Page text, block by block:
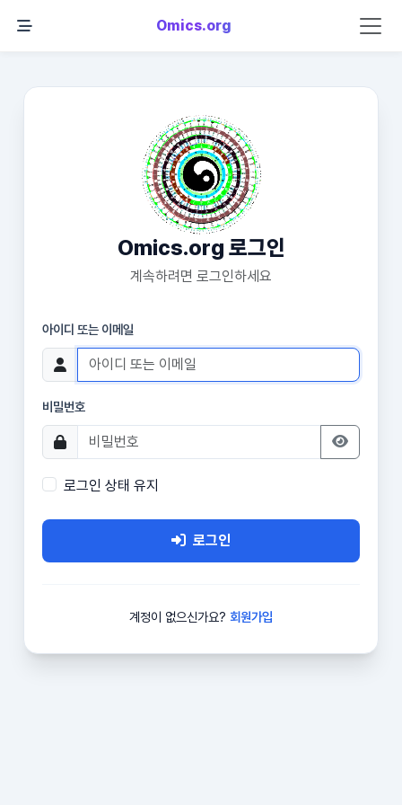
Omics.org
Omics.org 로그인
계속하려면 로그인하세요
아이디 또는 이메일
비밀번호
로그인 상태 유지
로그인
계정이 없으신가요? 회원가입